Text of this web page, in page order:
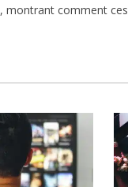
montrant comment